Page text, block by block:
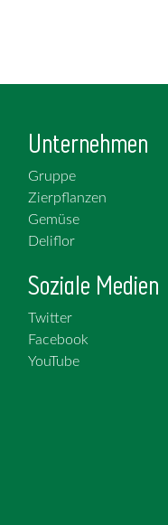
Unternehmen
Gruppe
Zierpflanzen
Gemüse
Deliflor
Soziale Medien
Twitter
Facebook
YouTube